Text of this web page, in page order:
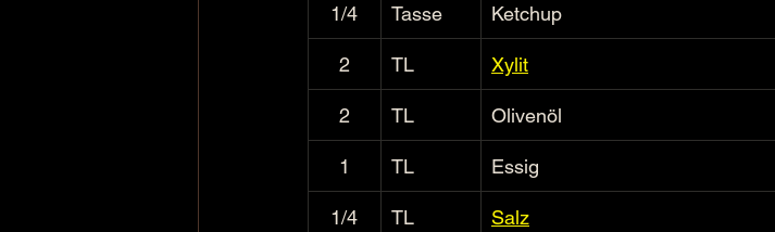
1/4 Tasse Ketchup
2 TL Xylit
2 TL Olivenöl
1 TL Essig
1/4 TL Salz